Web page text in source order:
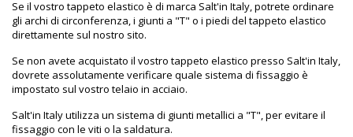
Se il vostro tappeto elastico è di marca Salt'in Italy, potrete ordinare
gli archi di circonferenza, i giunti a "T" o i piedi del tappeto elastico
direttamente sul nostro sito.
Se non avete acquistato il vostro tappeto elastico presso Salt'in Italy,
dovrete assolutamente verificare quale sistema di fissaggio è
impostato sul vostro telaio in acciaio.
Salt'in Italy utilizza un sistema di giunti metallici a "T", per evitare il
fissaggio con le viti o la saldatura.